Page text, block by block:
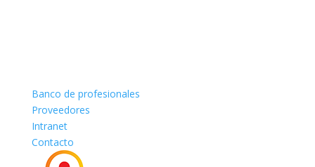
Banco de profesionales
Proveedores
Intranet
Contacto